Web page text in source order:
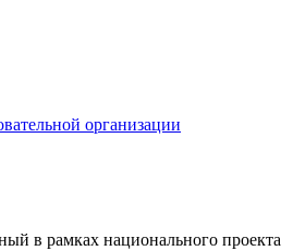
организации
в рамках национального проекта